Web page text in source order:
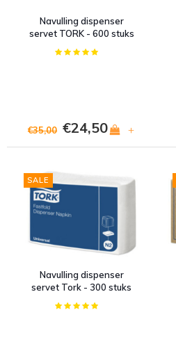
Navulling dispenser
servet TORK - 600 stuks
€35,00 €24,50 +
SALE
Navulling dispenser
servet Tork - 300 stuks